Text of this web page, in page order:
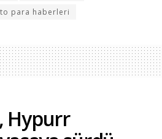
para haberleri
Hypurr